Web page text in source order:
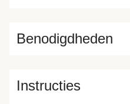
Benodigdheden
Instructies